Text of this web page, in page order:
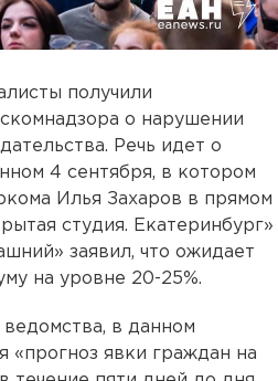
получили
о нарушении
Речь идет о
4 сентября, в котором
Илья Захаров в прямом
студия. Екатеринбург»
заявил, что ожидает
на уровне 20-25%.
в данном
«прогноз явки граждан на